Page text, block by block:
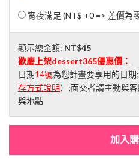
宵夜滿足 (NT$ +0 => 差價為
顯示總金額: NT$45
歡慶上架dessert365優惠價：
日期14號為您計畫要享用的日期
存方式說明）;面交者請主動與
與地點
加入